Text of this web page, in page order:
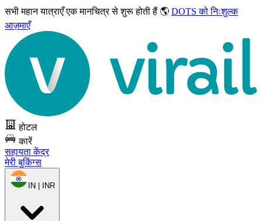
सभी महान यात्राएँएक मानचित्र से शुरू होती हैं 🌎 DOTS को निःशुल्क
आज़माएँ
होटल
कारें
सहायता केंद्र
मेरी बुकिंग्स
IN | INR